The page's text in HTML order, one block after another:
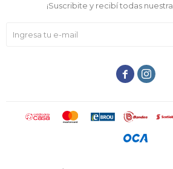
¡Suscribite y recibí todas
 